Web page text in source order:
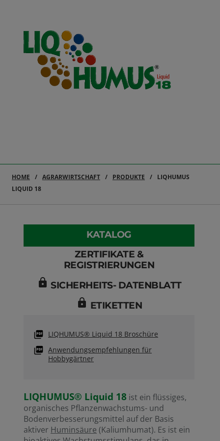
HOME AGRARWIRTSCHAFT PRODUKTE
LIQHUMUS
LIQUID 18
KATALOG
ZERTIFIKATE &
REGISTRIERUNGEN
lock SICHERHEITS- DATENBLATT
lock ETIKETTEN
LIQHUMUS® Liquid 18 Broschüre
Anwendungsempfehlungen für
Hobbygärtner
LIQHUMUS® Liquid 18 ist ein flüssiges,
organisches Pflanzenwachstums- und
Bodenverbesserungsmittel auf der Basis
aktiver Huminsäure (Kaliumhumat). Es ist ein